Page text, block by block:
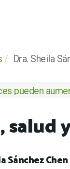
Dra. Sheila
pueden
salud
Sánchez Chen